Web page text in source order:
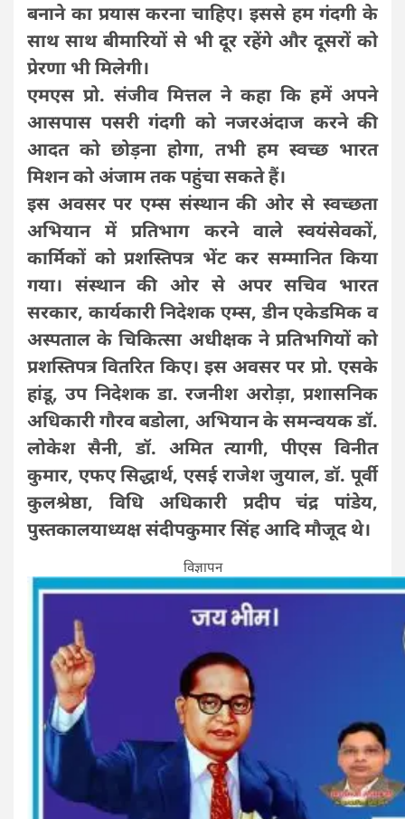
बनाने का प्रयास करना चाहिए। इससे हम गंदगी के
साथ साथ बीमारियों से भी दूर रहेंगे और दूसरों को
प्रेरणा भी मिलेगी।
एमएस प्रो. संजीव मित्तल ने कहा कि हमें अपने
आसपास पसरी गंदगी को नजरअंदाज करने की
आदत को छोड़ना होगा, तभी हम स्वच्छ भारत
मिशन को अंजाम तक पहुंचा सकते हैं।
इस अवसर पर एम्स संस्थान की ओर से स्वच्छता
अभियान में प्रतिभाग करने वाले स्वयंसेवकों,
कार्मिकों को प्रशस्तिपत्र भेंट कर सम्मानित किया
गया। संस्थान की ओर से अपर सचिव भारत
सरकार, कार्यकारी निदेशक एम्स, डीन एकेडमिक व
अस्पताल के चिकित्सा अधीक्षक ने प्रतिभगियों को
प्रशस्तिपत्र वितरित किए। इस अवसर पर प्रो. एसके
हांडू, उप निदेशक डा. रजनीश अरोड़ा, प्रशासनिक
अधिकारी गौरव बडोला, अभियान के समन्वयक डॉ.
लोकेश सैनी, डॉ. अमित त्यागी, पीएस विनीत
कुमार, एफए सिद्धार्थ, एसई राजेश जुयाल, डॉ. पूर्वी
कुलश्रेष्ठा, विधि अधिकारी प्रदीप चंद्र पांडेय,
पुस्तकालयाध्यक्ष संदीपकुमार सिंह आदि मौजूद थे।
विज्ञापन